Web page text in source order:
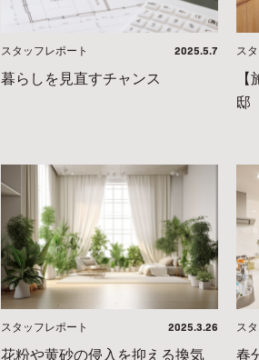
スタッフレポート 2025.5.7
暮らしを見直すチャンス
ス
邸
スタッフレポート 2025.3.26
花粉や黄砂の侵入を抑える換気
ス
春